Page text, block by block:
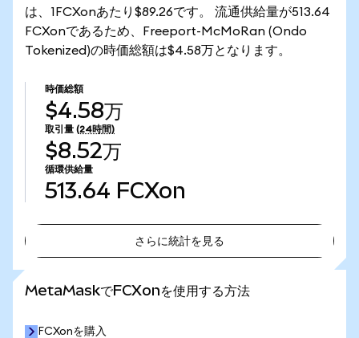
は、1FCXonあたり$89.26です。 流通供給量が513.64
FCXonであるため、Freeport-McMoRan (Ondo
Tokenized)の時価総額は$4.58万となります。
時価総額
$4.58万
取引量 (24時間)
$8.52万
循環供給量
513.64 FCXon
さらに統計を見る
MetaMaskでFCXonを使用する方法
FCXonを購入